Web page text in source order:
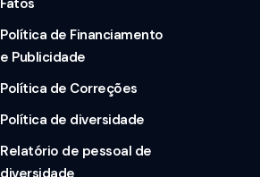
Política de Financiamento
e Publicidade
Política de Correções
Política de diversidade
Relatório de pessoal de
diversidade